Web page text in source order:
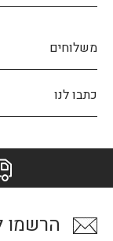
משלוחים
כתבו לנו
הרשמו